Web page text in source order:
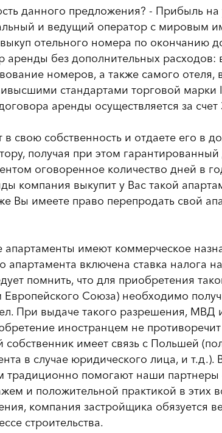
данного предложения? - Прибыль
и ведущий оператор с мировым
отельного номера по окончанию
аренды без дополнительных
номеров, а также самого отеля,
стандартами торговой марки
аренды осуществляется за
свою собственность и отдаете его в
получая при этом
оговоренное количество дней в
компания выкупит у Вас такой
Вы имеете право перепродать свой
имеют коммерческое
апартамента включена ставка налога
помнить, что для приобретения
Союза) необходимо
При выдаче такого разрешения, МВД
иностранцем не
имеет связь с Польшей
в случае юридического лица, и т.д.).
помогают наши партнеры
и положительной практикой в этих
компания застройщика обязуется
строительства.